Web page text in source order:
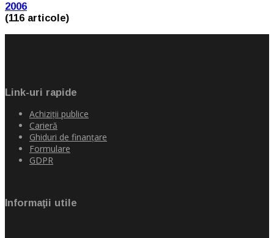
2006
(116 articole)
Link-uri rapide
Achiziţii publice
Carieră
Ghiduri de finanţare
Formulare
GDPR
Informaţii utile